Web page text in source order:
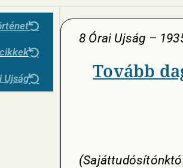
Ujság
8 Órai Ujság –
Tovább